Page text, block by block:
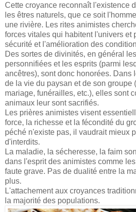
Cette croyance reconnaît l'existence
les êtres naturels, que ce soit
une rivière. Les rites animistes
forces vitales qui habitent l'univers et
sécurité et l'amélioration des
Des sortes de divinités, en général
personnifiées et les esprits (parmi
ancêtres), sont donc honorées. Dans
de la vie du paysan et de son groupe
mariage, funérailles, etc.), elles sont
animaux leur sont sacrifiés.
Les prières animistes visent
force, la richesse et la fécondité du
péché n'existe pas, il vaudrait mieux
d'interdits.
La maladie, la sécheresse, la faim
dans l'esprit des animistes comme
faute grave. Pas de dualité entre la
plus.
L'attachement aux croyances
la majorité des populations.